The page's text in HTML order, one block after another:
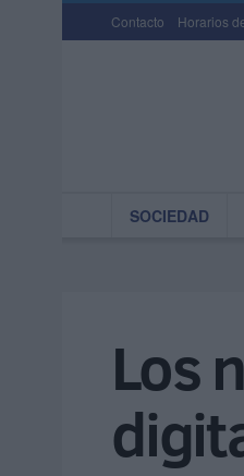
Contacto Horarios
SOCIEDAD
Los